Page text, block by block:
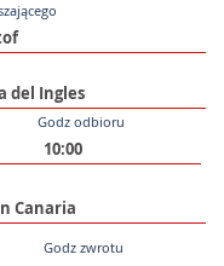
Godz odbioru
Godz zwrotu